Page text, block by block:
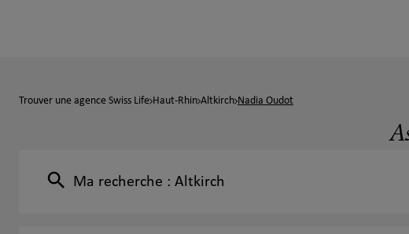
Trouver une agence Swiss Life Haut-Rhin Altkirch Nadia Oudot
Ma recherche : Altkirch